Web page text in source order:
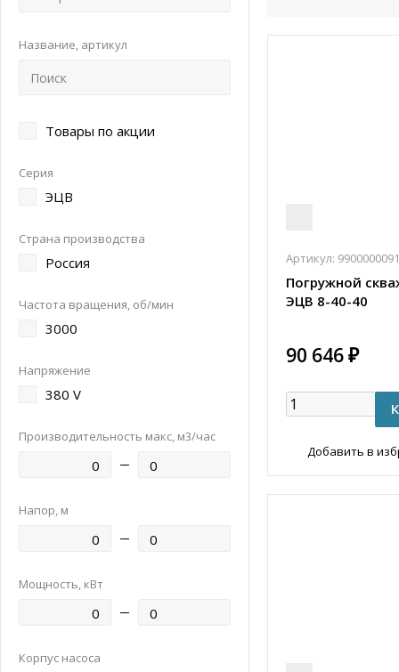
Название, артикул
Товары по акции
Серия
ЭЦВ
Страна производства
Россия
Частота вращения, об/мин
3000
Напряжение
380 V
Производительность макс, м3/час
Напор, м
Мощность, кВт
Корпус насоса
Артикул:
Погружной
ЭЦВ 8-40-40
90 646 ₽
Добавить в